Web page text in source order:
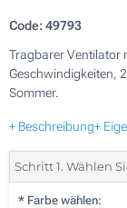
Code:49793
Tragbarer Ventilator
Geschwindigkeiten,
Sommer.
+ Beschreibung+
Schritt 1. Wählen
* Farbe wählen: